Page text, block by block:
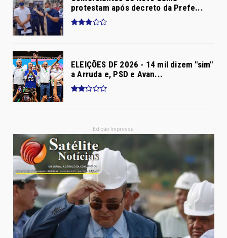
protestam após decreto da Prefe...
ELEIÇÕES DF 2026 - 14 mil dizem "sim"
a Arruda e, PSD e Avan...
- Edição Impressa -